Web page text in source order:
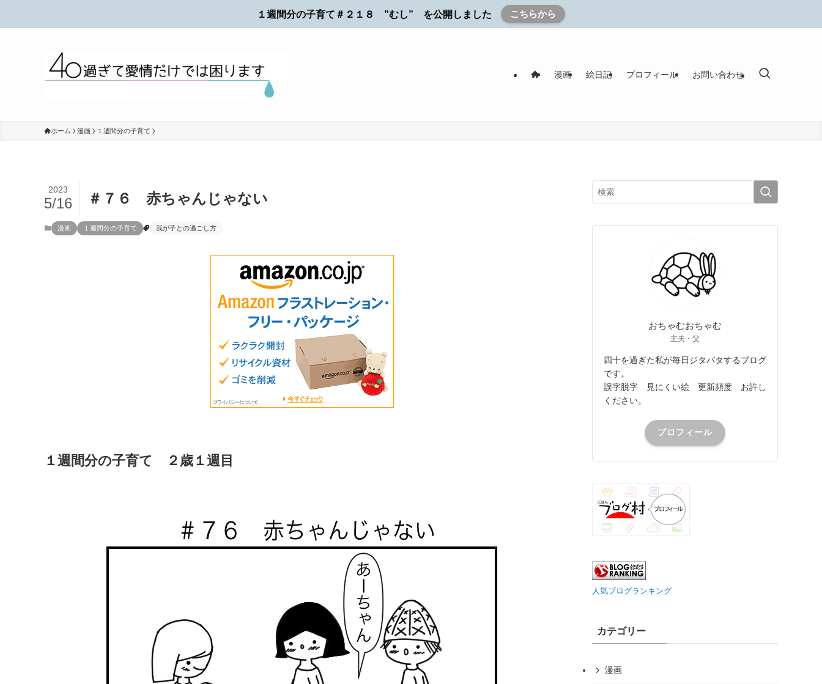
１週間分の子育て＃２１８ ”むし” を公開しました こちらから
漫画 絵日記 プロフィール お問い合わせ
ホーム 漫画 １週間分の子育て
＃７６ 赤ちゃんじゃない
2023
5/16
漫画 １週間分の子育て 我が子との過ごし方
１週間分の子育て ２歳１週目
おちゃむおちゃむ
主夫・父
四十を過ぎた私が毎日ジタバタするブログ
です。
誤字脱字 見にくい絵 更新頻度 お許し
ください。
プロフィール
人気ブログランキング
カテゴリー
漫画